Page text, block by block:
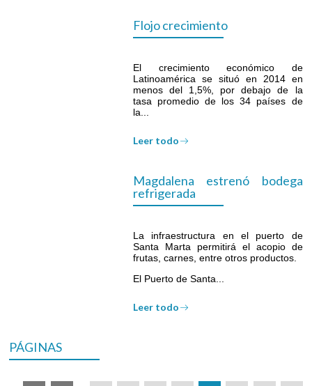
Flojo crecimiento
El crecimiento económico de
Latinoamérica se situó en 2014 en
menos del 1,5%, por debajo de la
tasa promedio de los 34 países de
la...
Leer todo
Magdalena estrenó bodega
refrigerada
La infraestructura en el puerto de
Santa Marta permitirá el acopio de
frutas, carnes, entre otros productos.
El Puerto de Santa...
Leer todo
PÁGINAS